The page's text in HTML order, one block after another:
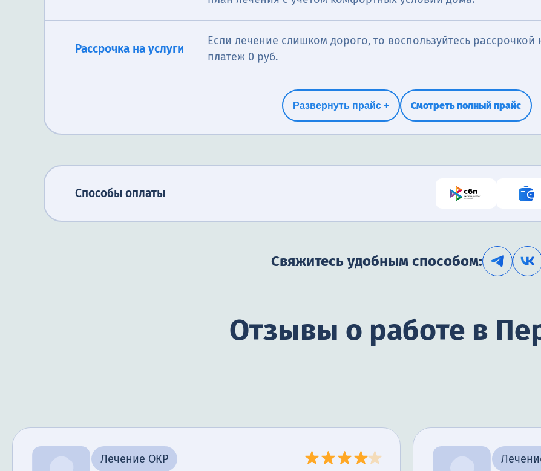
Рассрочка на услуги
Если лечение слишком дорого, то воспользуйтесь
платеж 0 руб.
Развернуть прайс + Смотреть полный прайс
Способы оплаты
Свяжитесь удобным способом:
Отзывы о работе в
Лечение ОКР